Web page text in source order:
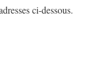
ci-dessous.